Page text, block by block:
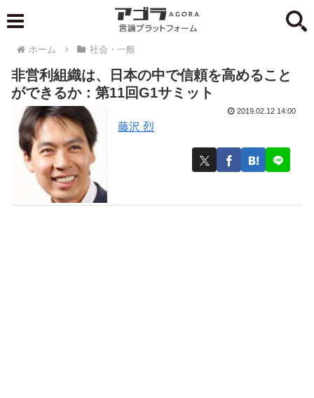
ホーム 社会・一般
非営利組織は、日本の中で信頼を高めること
ができるか：第11回G1サミット
藤沢 烈
2019.02.12 14:00